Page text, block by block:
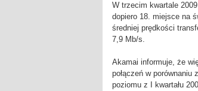
W trzecim kwartale
dopiero 18. miejsce na
średniej prędkości
7,9 Mb/s.
Akamai informuje, że
połączeń w porównaniu
poziomu z I kwartału